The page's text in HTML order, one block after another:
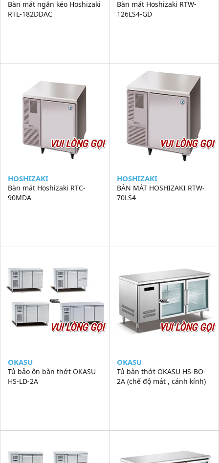
Bàn mát ngăn kéo Hoshizaki
RTL-182DDAC
Bàn mát Hoshizaki RTW-
126LS4-GD
VUI LÒNG GỌI
HOSHIZAKI
Bàn mát Hoshizaki RTC-
90MDA
VUI LÒNG GỌI
HOSHIZAKI
BÀN MÁT HOSHIZAKI RTW-
70LS4
VUI LÒNG GỌI
OKASU
Tủ bảo ôn bàn thớt OKASU
HS-LD-2A
VUI LÒNG GỌI
OKASU
Tủ bàn thớt OKASU HS-BO-
2A (chế độ mát , cánh kính)